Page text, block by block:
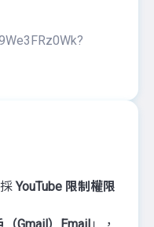
採YouTube 限制權限